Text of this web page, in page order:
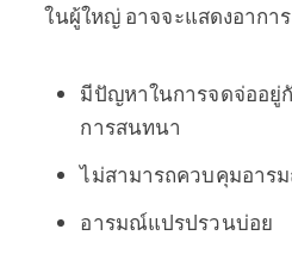
ในผู้ใหญ่ อาจจะแสดงอากา
มีปัญหาในการจดจ่ออยู่
การสนทนา
ไม่สามารถควบคุมอาร
อารมณ์แปรปรวนบ่อย